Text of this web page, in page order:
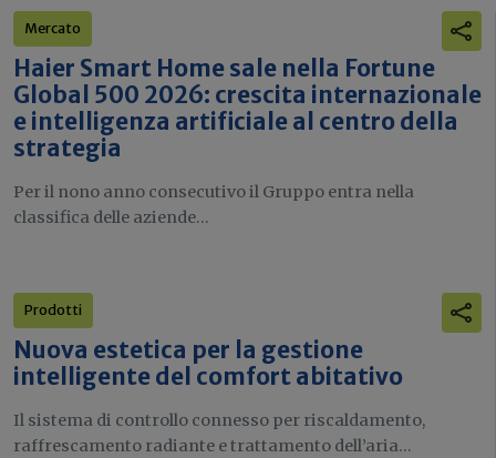
Mercato
Haier Smart Home sale nella Fortune
Global 500 2026: crescita internazionale
e intelligenza artificiale al centro della
strategia
Per il nono anno consecutivo il Gruppo entra nella
classifica delle aziende...
Prodotti
Nuova estetica per la gestione
intelligente del comfort abitativo
Il sistema di controllo connesso per riscaldamento,
raffrescamento radiante e trattamento dell’aria...